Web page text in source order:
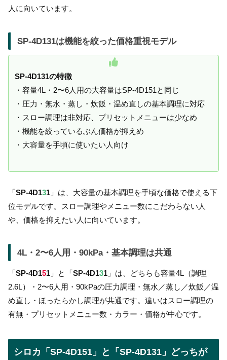
人に向いています。
SP-4D131は機能を絞った価格重視モデル
SP-4D131の特徴
・容量4L・2〜6人用の大容量はSP-4D151と同じ
・圧力・無水・蒸し・炊飯・温め直しの基本調理に対応
・スロー調理は非対応、プリセットメニューは少なめ
・機能を絞っているぶん価格が抑えめ
・大容量を手頃に使いたい人向け
「SP-4D131 」は、大容量の基本調理を手頃な価格で使える下
位モデルです。スロー調理やメニュー数にこだわらない人
や、価格を抑えたい人に向いています。
4L・2〜6人用・90kPa・基本調理は共通
「SP-4D151 」と「SP-4D131 」は、どちらも容量4L（調理
2.6L）・2〜6人用・90kPaの圧力調理・無水／蒸し／炊飯／温
め直し・ほったらかし調理が共通です。違いはスロー調理の
有無・プリセットメニュー数・カラー・価格が中心です。
シロカ「SP-4D151」と「SP-4D131」どっちが